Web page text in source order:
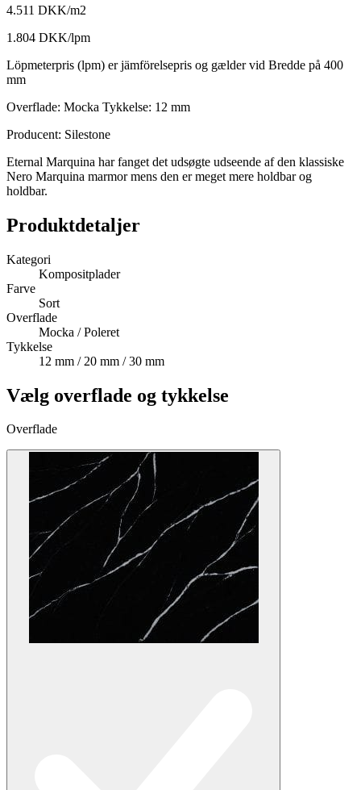
4.511 DKK/m2
1.804 DKK/lpm
Löpmeterpris (lpm) er jämförelsepris og gælder vid Bredde på 400
mm
Overflade: Mocka Tykkelse: 12 mm
Producent: Silestone
Eternal Marquina har fanget det udsøgte udseende af den klassiske
Nero Marquina marmor mens den er meget mere holdbar og
holdbar.
Produktdetaljer
Kategori
Kompositplader
Farve
Sort
Overflade
Mocka / Poleret
Tykkelse
12 mm / 20 mm / 30 mm
Vælg overflade og tykkelse
Overflade